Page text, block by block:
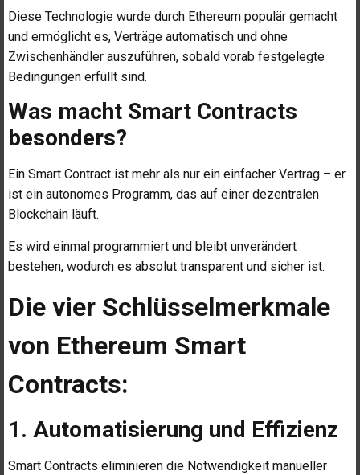
Diese Technologie wurde durch Ethereum populär gemacht
und ermöglicht es, Verträge automatisch und ohne
Zwischenhändler auszuführen, sobald vorab festgelegte
Bedingungen erfüllt sind.
Was macht Smart Contracts
besonders?
Ein Smart Contract ist mehr als nur ein einfacher Vertrag – er
ist ein autonomes Programm, das auf einer dezentralen
Blockchain läuft.
Es wird einmal programmiert und bleibt unverändert
bestehen, wodurch es absolut transparent und sicher ist.
Die vier Schlüsselmerkmale
von Ethereum Smart
Contracts:
1. Automatisierung und Effizienz
Smart Contracts eliminieren die Notwendigkeit manueller